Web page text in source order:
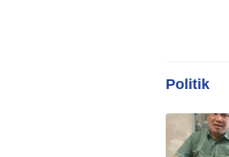
SPBU
BBM Tepat
Politik